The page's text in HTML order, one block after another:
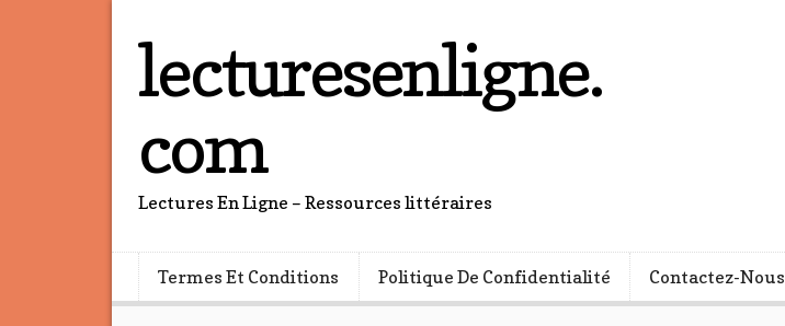
lecturesenligne.
com
Lectures En Ligne – Ressources littéraires
Termes Et Conditions Politique De Confidentialité Contactez-Nous